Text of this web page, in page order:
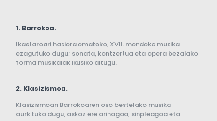
1. Barrokoa.
Ikastaroari hasiera emateko, XVII. mendeko musika
ezagutuko dugu; sonata, kontzertua eta opera bezalako
forma musikalak ikusiko ditugu.
2. Klasizismoa.
Klasizismoan Barrokoaren oso bestelako musika
aurkituko dugu, askoz ere arinagoa, sinpleagoa eta